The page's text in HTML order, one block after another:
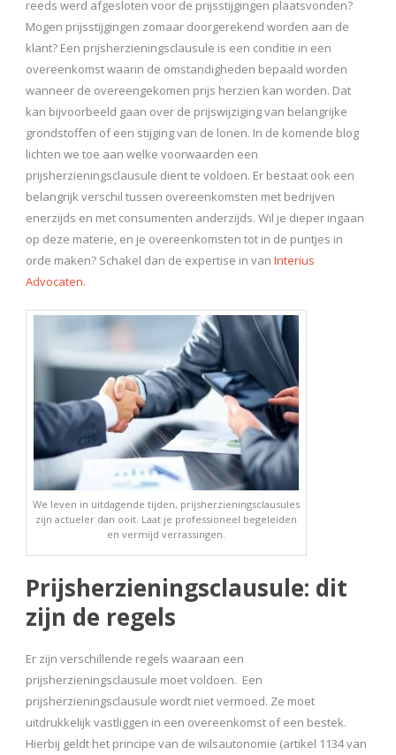
reeds werd afgesloten voor de prijsstijgingen plaatsvonden?
Mogen prijsstijgingen zomaar doorgerekend worden aan de
klant? Een prijsherzieningsclausule is een conditie in een
overeenkomst waarin de omstandigheden bepaald worden
wanneer de overeengekomen prijs herzien kan worden. Dat
kan bijvoorbeeld gaan over de prijswijziging van belangrijke
grondstoffen of een stijging van de lonen. In de komende blog
lichten we toe aan welke voorwaarden een
prijsherzieningsclausule dient te voldoen. Er bestaat ook een
belangrijk verschil tussen overeenkomsten met bedrijven
enerzijds en met consumenten anderzijds. Wil je dieper ingaan
op deze materie, en je overeenkomsten tot in de puntjes in
orde maken? Schakel dan de expertise in van Interius
Advocaten.
We leven in uitdagende tijden, prijsherzieningsclausules
zijn actueler dan ooit. Laat je professioneel begeleiden
en vermijd verrassingen.
Prijsherzieningsclausule: dit
zijn de regels
Er zijn verschillende regels waaraan een
prijsherzieningsclausule moet voldoen. Een
prijsherzieningsclausule wordt niet vermoed. Ze moet
uitdrukkelijk vastliggen in een overeenkomst of een bestek.
Hierbij geldt het principe van de wilsautonomie (artikel 1134 van